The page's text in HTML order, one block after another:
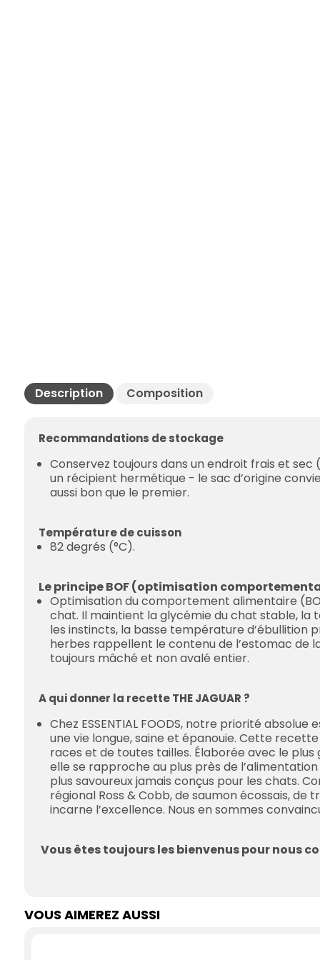
Description Composition
Recommandations de stockage
Conservez toujours dans un endroit frais et sec
un récipient hermétique - le sac d’origine
aussi bon que le premier.
Température de cuisson
82 degrés (°C).
Le principe BOF (optimisation
Optimisation du comportement alimentaire
chat. Il maintient la glycémie du chat stable, la
les instincts, la basse température d’ébullition
herbes rappellent le contenu de l’estomac de
toujours mâché et non avalé entier.
A qui donner la recette THE JAGUAR ?
Chez ESSENTIAL FOODS, notre priorité
une vie longue, saine et épanouie. Cette
races et de toutes tailles. Élaborée avec le plus
elle se rapproche au plus près de
plus savoureux jamais conçus pour les chats.
régional Ross & Cobb, de saumon écossais,
incarne l’excellence. Nous en sommes
Vous êtes toujours les bienvenus pour nous
VOUS AIMEREZ AUSSI